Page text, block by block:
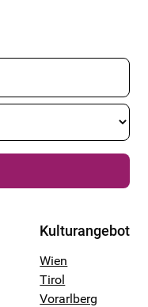
Kulturangebot
Wien
Tirol
Vorarlberg